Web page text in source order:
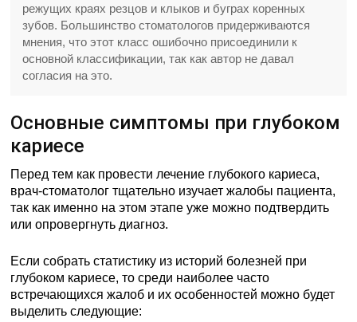
режущих краях резцов и клыков и буграх коренных
зубов. Большинство стоматологов придерживаются
мнения, что этот класс ошибочно присоединили к
основной классификации, так как автор не давал
согласия на это.
Основные симптомы при глубоком
кариесе
Перед тем как провести лечение глубокого кариеса,
врач-стоматолог тщательно изучает жалобы пациента,
так как именно на этом этапе уже можно подтвердить
или опровергнуть диагноз.
Если собрать статистику из историй болезней при
глубоком кариесе, то среди наиболее часто
встречающихся жалоб и их особенностей можно будет
выделить следующие: